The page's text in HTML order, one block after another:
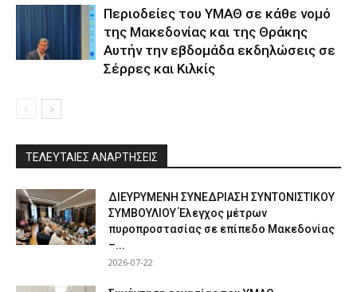
Περιοδείες του ΥΜΑΘ σε κάθε νομό
της Μακεδονίας και της Θράκης
Αυτήν την εβδομάδα εκδηλώσεις σε
Σέρρες και Κιλκίς
ΤΕΛΕΥΤΑΙΕΣ ΑΝΑΡΤΗΣΕΙΣ
ΔΙΕΥΡΥΜΕΝΗ ΣΥΝΕΔΡΙΑΣΗ ΣΥΝΤΟΝΙΣΤΙΚΟΥ
ΣΥΜΒΟΥΛΙΟΥ Έλεγχος μέτρων
πυροπροστασίας σε επίπεδο Μακεδονίας
–...
2026-07-22